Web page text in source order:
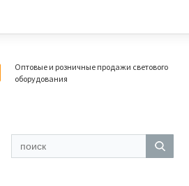
Оптовые и розничные продажи светового
оборудования